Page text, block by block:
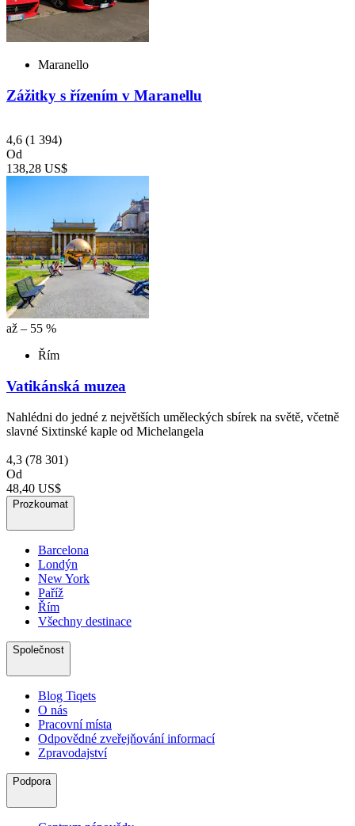
Maranello
Zážitky s řízením v Maranellu
4,6 (1 394)
Od
138,28 US$
až – 55 %
Řím
Vatikánská muzea
Nahlédni do jedné z největších uměleckých sbírek na světě, včetně
slavné Sixtinské kaple od Michelangela
4,3 (78 301)
Od
48,40 US$
Prozkoumat
Barcelona
Londýn
New York
Paříž
Řím
Všechny destinace
Společnost
Blog Tiqets
O nás
Pracovní místa
Odpovědné zveřejňování informací
Zpravodajství
Podpora